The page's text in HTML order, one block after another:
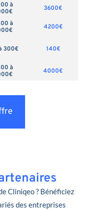
à
3600€
à
4200€
300€ 140€
à
4000€
Cliniqeo ? Bénéficiez
des entreprises